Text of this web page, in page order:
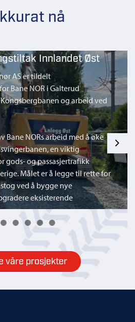
nå
Innlandet Øst
AS er tildelt
Bane NOR i Galterud
og arbeid ved
Bane NORs arbeid med å øke
en viktig
gods- og passasjertrafikk
Målet er å legge til rette for
ved å bygge nye
eksisterende
Next
våre prosjekter